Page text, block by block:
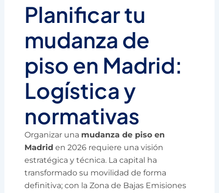
Planificar tu
mudanza de
piso en Madrid:
Logística y
normativas
Organizar una mudanza de piso en
Madrid en 2026 requiere una visión
estratégica y técnica. La capital ha
transformado su movilidad de forma
definitiva; con la Zona de Bajas Emisiones